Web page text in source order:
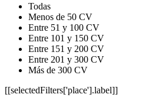
Todas
Menos de 50 CV
Entre 51 y 100 CV
Entre 101 y 150 CV
Entre 151 y 200 CV
Entre 201 y 300 CV
Más de 300 CV
[[selectedFilters['place'].label]]